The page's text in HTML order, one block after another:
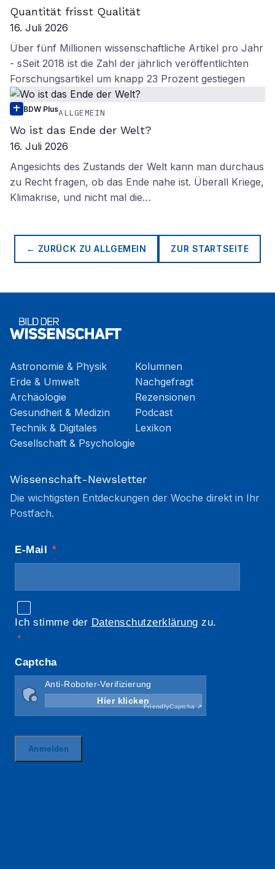
Quantität frisst Qualität
16. Juli 2026
Über fünf Millionen wissenschaftliche Artikel pro Jahr
- sSeit 2018 ist die Zahl der jährlich veröffentlichten
Forschungsartikel um knapp 23 Prozent gestiegen
BDW PlusALLGEMEIN
Wo ist das Ende der Welt?
16. Juli 2026
Angesichts des Zustands der Welt kann man durchaus
zu Recht fragen, ob das Ende nahe ist. Überall Kriege,
Klimakrise, und nicht mal die…
← ZURÜCK ZUALLGEMEIN ZUR STARTSEITE
Astronomie & Physik
Erde & Umwelt
Archäologie
Gesundheit & Medizin
Technik & Digitales
Gesellschaft & Psychologie
Kolumnen
Nachgefragt
Rezensionen
Podcast
Lexikon
Wissenschaft-Newsletter
Die wichtigsten Entdeckungen der Woche direkt in Ihr
Postfach.